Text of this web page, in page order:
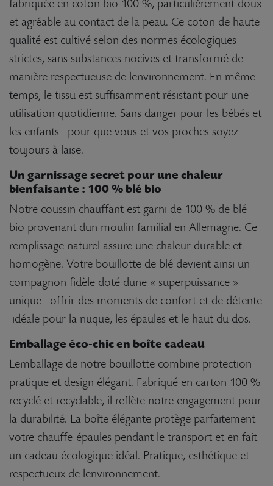
fabriquée en coton bio 100 %, particulièrement doux
et agréable au contact de la peau. Ce coton de haute
qualité est cultivé selon des normes écologiques
strictes, sans substances nocives et transformé de
manière respectueuse de lenvironnement. En même
temps, le tissu est suffisamment résistant pour une
utilisation quotidienne. Sans danger pour les bébés et
les enfants : pour que vous et vos proches soyez
toujours à laise.
Un garnissage secret pour une chaleur
bienfaisante : 100 % blé bio
Notre coussin chauffant est garni de 100 % de blé
bio provenant dun moulin familial en Allemagne. Ce
remplissage naturel assure une chaleur durable et
homogène. Votre bouillotte de blé devient ainsi un
compagnon fidèle doté dune « superpuissance »
unique : offrir des moments de confort et de détente
 idéale pour la nuque, les épaules et le haut du dos.
Emballage éco-chic en boîte cadeau
Lemballage de notre bouillotte combine protection
pratique et design élégant. Fabriqué en carton 100 %
recyclé et recyclable, il reflète notre engagement pour
la durabilité. La boîte élégante protège parfaitement
votre chauffe-épaules pendant le transport et en fait
un cadeau écologique idéal. Pratique, esthétique et
respectueux de lenvironnement.